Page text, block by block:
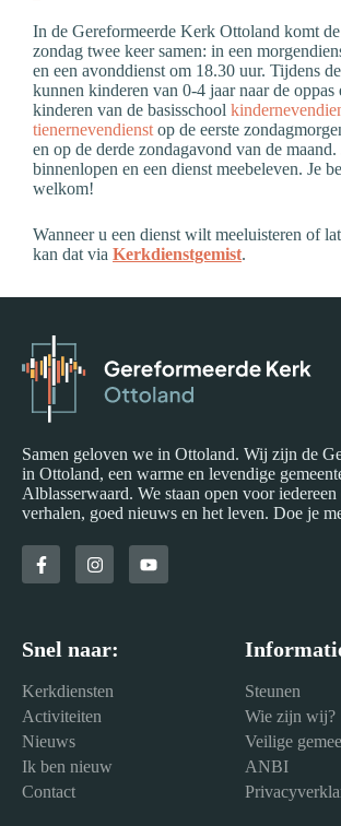
In de Gereformeerde Kerk Ottoland komt
zondag twee keer samen: in een
en een avonddienst om 18.30 uur. Tijdens
kunnen kinderen van 0-4 jaar naar de oppas
kinderen van de basisschool
tienernevendienst op de eerste
en op de derde zondagavond van de
binnenlopen en een dienst meebeleven. Je
welkom!
Wanneer u een dienst wilt meeluisteren of
kan dat via Kerkdienstgemist.
Samen geloven we in Ottoland. Wij zijn de
in Ottoland, een warme en levendige
Alblasserwaard. We staan open voor iedereen
verhalen, goed nieuws en het leven. Doe je
Snel naar:
Kerkdiensten
Activiteiten
Nieuws
Ik ben nieuw
Contact
Steunen
Wie zijn wij?
Veilige
ANBI